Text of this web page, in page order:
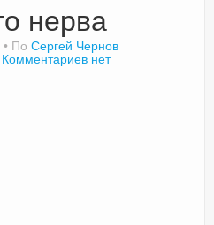
нерва
По Сергей Чернов
Комментариев нет